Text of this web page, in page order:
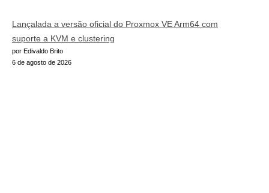
Lançalada a versão oficial do Proxmox VE Arm64 com
suporte a KVM e clustering
por Edivaldo Brito
6 de agosto de 2026